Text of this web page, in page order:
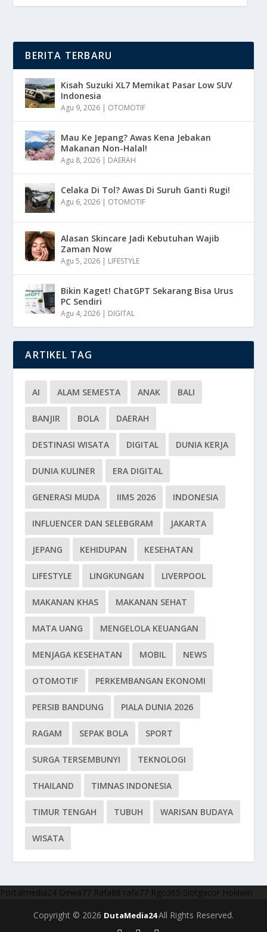
BERITA TERBARU
Kisah Suzuki XL7 Memikat Pasar Low SUV
Indonesia
Agu 9, 2026 | OTOMOTIF
Mau Ke Jepang? Awas Kena Jebakan
Makanan Non-Halal!
Agu 8, 2026 | DAERAH
Celaka Di Tol? Awas Di Suruh Ganti Rugi!
Agu 6, 2026 | OTOMOTIF
Alasan Skincare Jadi Kebutuhan Wajib
Zaman Now
Agu 5, 2026 | LIFESTYLE
Bikin Kaget! ChatGPT Sekarang Bisa Urus
PC Sendiri
Agu 4, 2026 | DIGITAL
ARTIKEL TAG
AI ALAM SEMESTA ANAK BALI
BANJIR BOLA DAERAH
DESTINASI WISATA DIGITAL DUNIA KERJA
DUNIA KULINER ERA DIGITAL
GENERASI MUDA IIMS 2026 INDONESIA
INFLUENCER DAN SELEBGRAM JAKARTA
JEPANG KEHIDUPAN KESEHATAN
LIFESTYLE LINGKUNGAN LIVERPOOL
MAKANAN KHAS MAKANAN SEHAT
MATA UANG MENGELOLA KEUANGAN
MENJAGA KESEHATAN MOBIL NEWS
OTOMOTIF PERKEMBANGAN EKONOMI
PERSIB BANDUNG PIALA DUNIA 2026
RAGAM SEPAK BOLA SPORT
SURGA TERSEMBUNYI TEKNOLOGI
THAILAND TIMNAS INDONESIA
TIMUR TENGAH TUBUH WARISAN BUDAYA
WISATA
Portalmedia24 Dewa77 Rafa88 rafa77 Rgo365 Slotgacor Hokiwin
Copyright © 2026 DutaMedia24All Rights Reserved.